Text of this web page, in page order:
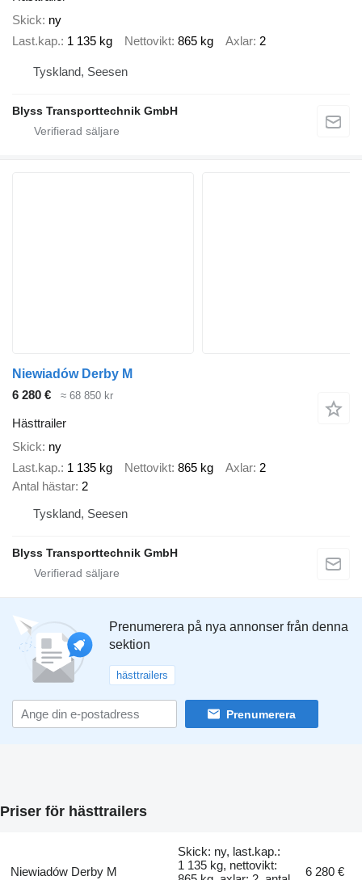
Skick ny
Last.kap. 1 135 kg Nettovikt 865 kg Axlar 2
Tyskland, Seesen
Blyss Transporttechnik GmbH
Niewiadów Derby M
6 280 €
≈ 68 850 kr
Hästtrailer
Skick ny
Last.kap. 1 135 kg Nettovikt 865 kg Axlar 2
Antal hästar 2
Tyskland, Seesen
Blyss Transporttechnik GmbH
Prenumerera på nya annonser från denna
sektion
hästtrailers
Prenumerera
Priser för hästtrailers
Niewiadów Derby M
Skick: ny, last.kap.:
1 135 kg, nettovikt:
6 280 €